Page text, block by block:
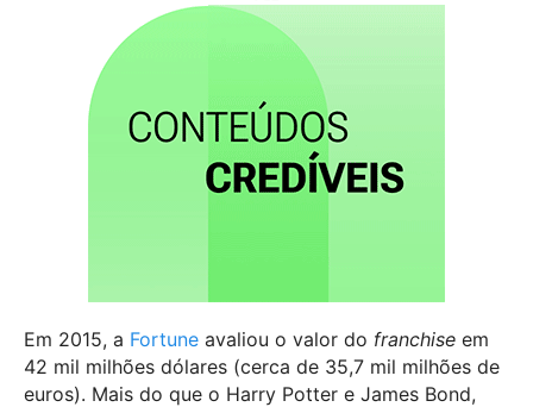
Em 2015, a Fortune avaliou o valor do franchise em
42 mil milhões dólares (cerca de 35,7 mil milhões de
euros). Mais do que o Harry Potter e James Bond,